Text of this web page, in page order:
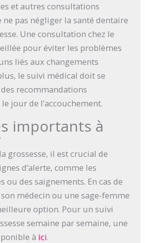
et autres consultations
ne pas négliger la santé dentaire
Une consultation chez le
pour éviter les problèmes
liés aux changements
le suivi médical doit se
recommandations
jour de l’accouchement.
importants à
grossesse, il est crucial de
d’alerte, comme les
ou des saignements. En cas de
médecin ou une sage-femme
option. Pour un suivi
semaine par semaine, une
à ici.